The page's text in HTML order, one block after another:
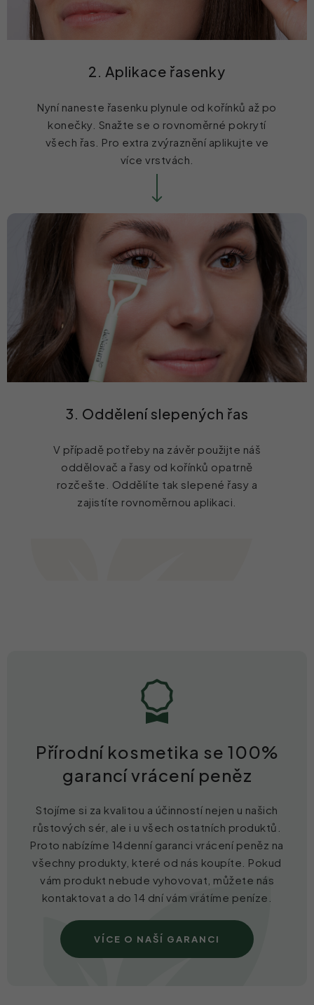
2. Aplikace řasenky
Nyní naneste řasenku plynule od kořínků až po
konečky. Snažte se o rovnoměrné pokrytí
všech řas. Pro extra zvýraznění aplikujte ve
více vrstvách.
3. Oddělení slepených řas
V případě potřeby na závěr použijte náš
oddělovač a řasy od kořínků opatrně
rozčešte. Oddělíte tak slepené řasy a
zajistíte rovnoměrnou aplikaci.
Přírodní kosmetika se 100%
garancí vrácení peněz
Stojíme si za kvalitou a účinností nejen u našich
růstových sér, ale i u všech ostatních produktů.
Proto nabízíme 14denní garanci vrácení peněz na
všechny produkty, které od nás koupíte. Pokud
vám produkt nebude vyhovovat, můžete nás
kontaktovat a do 14 dní vám vrátíme peníze.
VÍCE O NAŠÍ GARANCI